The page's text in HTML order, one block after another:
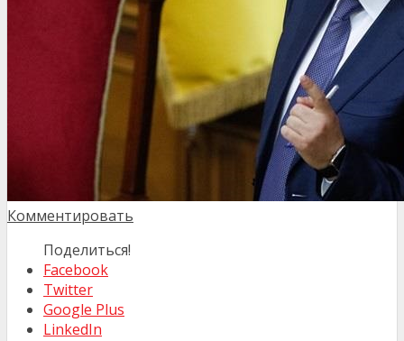
Комментировать
Поделиться!
Facebook
Twitter
Google Plus
LinkedIn